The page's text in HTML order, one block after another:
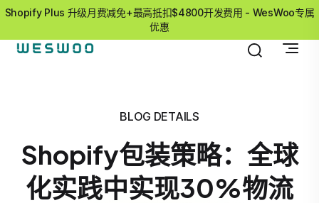
Shopify Plus 升级月费减免+最高抵扣$4800开发费用 - WesWoo专属
优惠
BLOG DETAILS
Shopify包装策略：全球
化实践中实现30%物流